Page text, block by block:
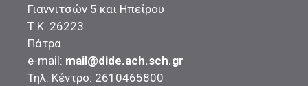
Γιαννιτσών 5 και Ηπείρου
Τ.Κ. 26223
Πάτρα
e-mail: mail@dide.ach.sch.gr
Τηλ. Κέντρο: 2610465800